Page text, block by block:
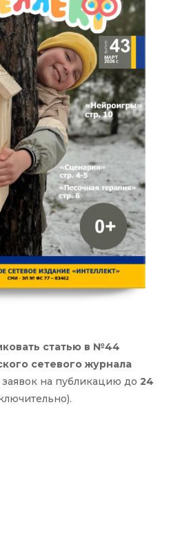
статью в №44
сетевого журнала
на публикацию до 24